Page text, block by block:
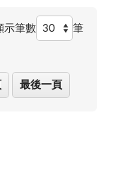
示筆數 筆
最後一頁